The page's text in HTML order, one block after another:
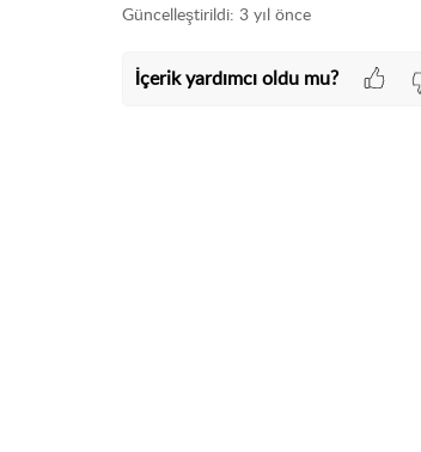
Güncelleştirildi: 3 yıl önce
İçerik yardımcı oldu mu?